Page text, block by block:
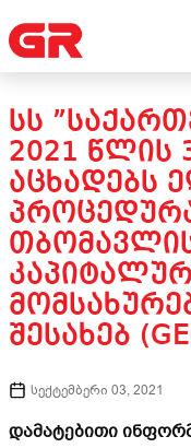
ᲡᲡ
2021 ᲬᲚᲘᲡ
ᲐᲪᲮᲐᲓᲔᲑᲡ
ᲨᲔᲡᲐᲮᲔᲑ
სექტემბერი 03, 2021
დამატებითი